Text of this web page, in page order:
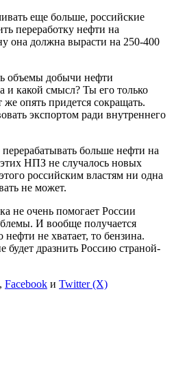
еще больше, российские
переработку нефти на
она должна вырасти на 250-400
объемы добычи нефти
и какой смысл? Ты его только
опять придется сокращать.
экспортом ради внутреннего
больше нефти на
НПЗ не случалось новых
российским властям ни одна
не может.
не очень помогает России
И вообще получается
не хватает, то бензина.
будет дразнить Россию страной-
, Facebook и Twitter (X)